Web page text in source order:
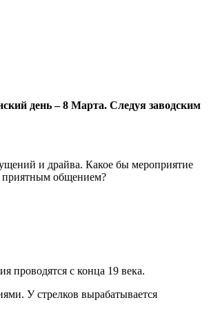
день – 8 Марта. Следуя заводским
и драйва. Какое бы мероприятие
приятным общением?
проводятся с конца 19 века.
У стрелков вырабатывается